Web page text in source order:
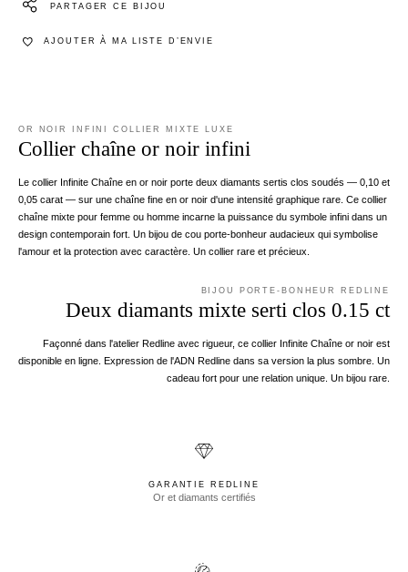
PARTAGER CE BIJOU
AJOUTER À MA LISTE D’ENVIE
OR NOIR INFINI COLLIER MIXTE LUXE
Collier chaîne or noir infini
Le collier Infinite Chaîne en or noir porte deux diamants sertis clos soudés — 0,10 et
0,05 carat — sur une chaîne fine en or noir d'une intensité graphique rare. Ce collier
chaîne mixte pour femme ou homme incarne la puissance du symbole infini dans un
design contemporain fort. Un bijou de cou porte-bonheur audacieux qui symbolise
l'amour et la protection avec caractère. Un collier rare et précieux.
BIJOU PORTE-BONHEUR REDLINE
Deux diamants mixte serti clos 0.15 ct
Façonné dans l'atelier Redline avec rigueur, ce collier Infinite Chaîne or noir est
disponible en ligne. Expression de l'ADN Redline dans sa version la plus sombre. Un
cadeau fort pour une relation unique. Un bijou rare.
GARANTIE REDLINE
Or et diamants certifiés